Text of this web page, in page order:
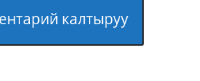
калтыруу